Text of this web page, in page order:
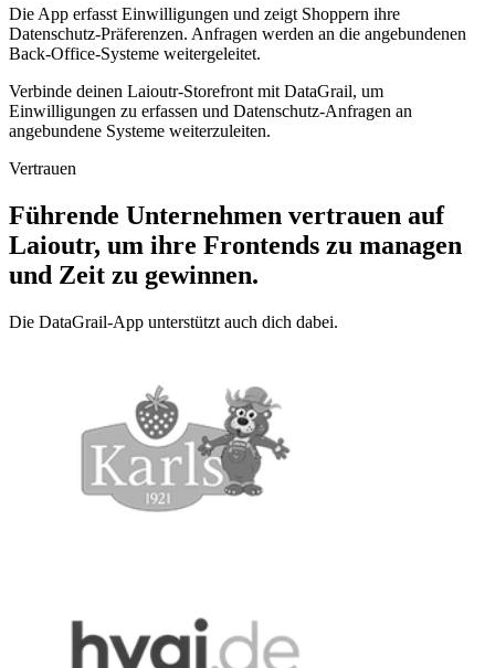
Die App erfasst Einwilligungen und zeigt Shoppern ihre
Datenschutz-Präferenzen. Anfragen werden an die angebundenen
Back-Office-Systeme weitergeleitet.
Verbinde deinen Laioutr-Storefront mit DataGrail, um
Einwilligungen zu erfassen und Datenschutz-Anfragen an
angebundene Systeme weiterzuleiten.
Vertrauen
Führende Unternehmen vertrauen auf
Laioutr, um ihre Frontends zu managen
und Zeit zu gewinnen.
Die DataGrail-App unterstützt auch dich dabei.